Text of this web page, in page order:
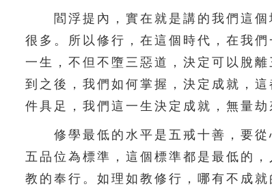
閻浮提內，實在就是講的我們這個
很多。所以修行，在這個時代，在我
一生，不但不墮三惡道，決定可以脫
到之後，我們如何掌握，決定成就，
件具足，我們這一生決定成就，無量
修學最低的水平是五戒十善，要從
五品位為標準，這個標準都是最低的
教的奉行。如理如教修行，哪有不成